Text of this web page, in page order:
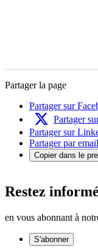
Partager la page
Partager sur
Partager
Partager sur
Partager par email
Copier dans le
Restez
en vous abonnant à
S'abonner